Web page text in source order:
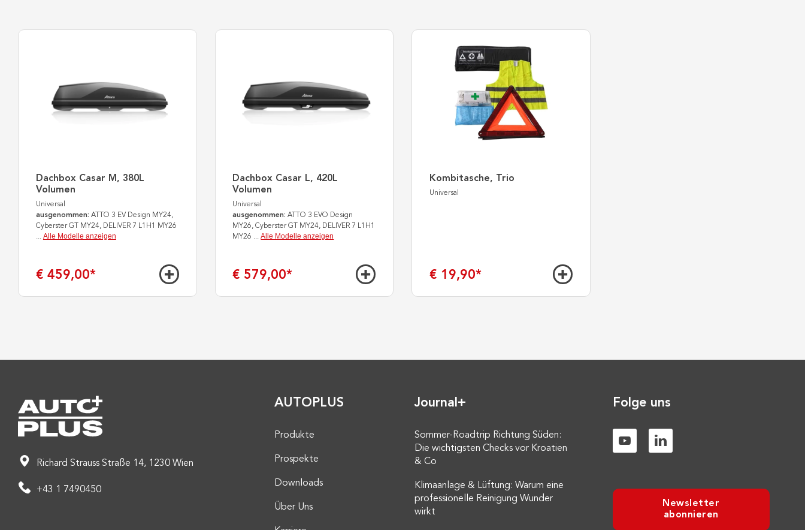
Dachbox Casar M, 380L
Volumen
Universal
ausgenommen: ATTO 3 EV Design MY24,
Cyberster GT MY24, DELIVER 7 L1H1 MY26
... Alle Modelle anzeigen
€ 459,00*
Dachbox Casar L, 420L
Volumen
Universal
ausgenommen: ATTO 3 EVO Design
MY26, Cyberster GT MY24, DELIVER 7 L1H1
MY26 ...Alle Modelle anzeigen
€ 579,00*
Kombitasche, Trio
Universal
€ 19,90*
Richard Strauss Straße 14, 1230 Wien
+43 1 7490450
AUTOPLUS
Produkte
Prospekte
Downloads
Über Uns
Journal+
Sommer-Roadtrip Richtung Süden:
Die wichtigsten Checks vor Kroatien
& Co
Klimaanlage & Lüftung: Warum eine
professionelle Reinigung Wunder
wirkt
Folge uns
Newsletter
abonnieren